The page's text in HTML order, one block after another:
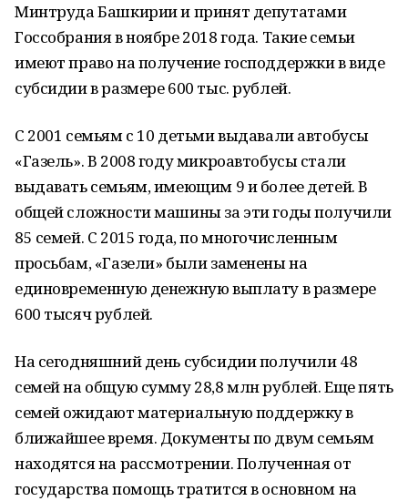
Минтруда Башкирии и принят депутатами
Госсобрания в ноябре 2018 года. Такие семьи
имеют право на получение господдержки в виде
субсидии в размере 600 тыс. рублей.
С 2001 семьям с 10 детьми выдавали автобусы
«Газель». В 2008 году микроавтобусы стали
выдавать семьям, имеющим 9 и более детей. В
общей сложности машины за эти годы получили
85 семей. С 2015 года, по многочисленным
просьбам, «Газели» были заменены на
единовременную денежную выплату в размере
600 тысяч рублей.
На сегодняшний день субсидии получили 48
семей на общую сумму 28,8 млн рублей. Еще пять
семей ожидают материальную поддержку в
ближайшее время. Документы по двум семьям
находятся на рассмотрении. Полученная от
государства помощь тратится в основном на